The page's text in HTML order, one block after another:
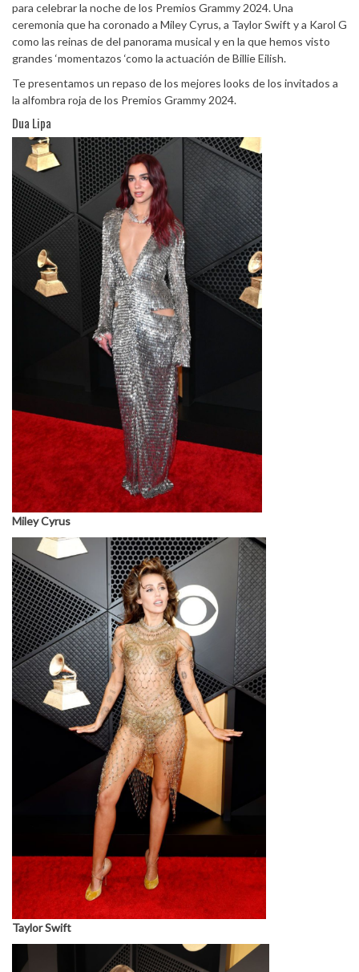
para celebrar la noche de los Premios Grammy 2024. Una
ceremonia que ha coronado a Miley Cyrus, a Taylor Swift y a Karol G
como las reinas de del panorama musical y en la que hemos visto
grandes ‘momentazos ‘como la actuación de Billie Eilish.
Te presentamos un repaso de los mejores looks de los invitados a
la alfombra roja de los Premios Grammy 2024.
Dua Lipa
Miley Cyrus
Taylor Swift